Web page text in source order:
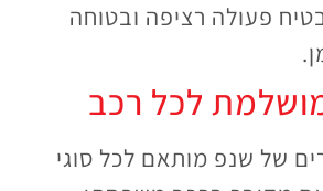
פעולה רציפה ובטוחה
לכל רכב
של שנפ מותאם לכל סוגי